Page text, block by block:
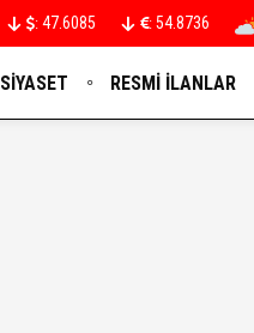
: 47.6085 : 54.8736
SIYASET RESMI İLANLAR